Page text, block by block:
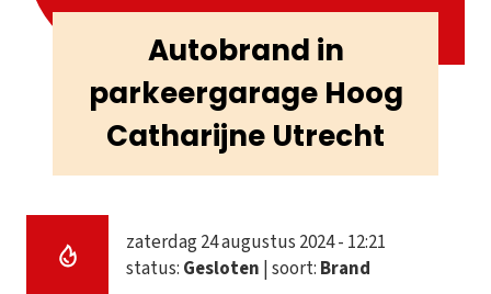
Autobrand in
parkeergarage Hoog
Catharijne Utrecht
zaterdag 24 augustus 2024 - 12:21
status: Gesloten | soort: Brand